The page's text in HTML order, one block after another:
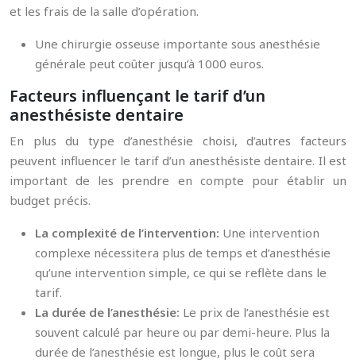
et les frais de la salle d’opération.
Une chirurgie osseuse importante sous anesthésie
générale peut coûter jusqu’à 1000 euros.
Facteurs influençant le tarif d’un
anesthésiste dentaire
En plus du type d’anesthésie choisi, d’autres facteurs
peuvent influencer le tarif d’un anesthésiste dentaire. Il est
important de les prendre en compte pour établir un
budget précis.
La complexité de l’intervention: Une intervention
complexe nécessitera plus de temps et d’anesthésie
qu’une intervention simple, ce qui se reflète dans le
tarif.
La durée de l’anesthésie: Le prix de l’anesthésie est
souvent calculé par heure ou par demi-heure. Plus la
durée de l’anesthésie est longue, plus le coût sera